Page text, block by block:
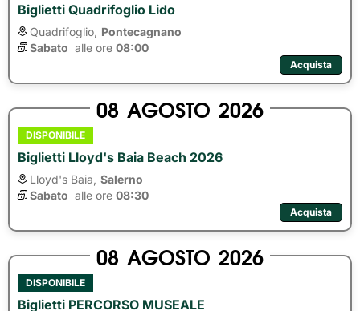
Biglietti Quadrifoglio Lido
Quadrifoglio, Pontecagnano
Sabato alle ore 08:00
Acquista
08 AGOSTO 2026
DISPONIBILE
Biglietti Lloyd's Baia Beach 2026
Lloyd's Baia, Salerno
Sabato alle ore 08:30
Acquista
08 AGOSTO 2026
DISPONIBILE
Biglietti PERCORSO MUSEALE